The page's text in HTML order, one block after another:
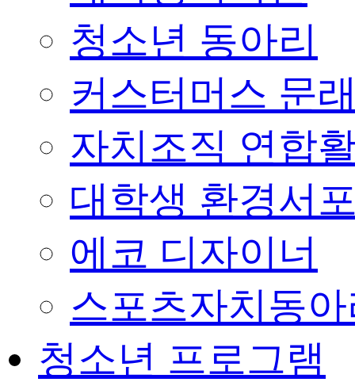
청소년 동아리
커스터머스 문
자치조직 연합
대학생 환경서
에코 디자이너
스포츠자치동
청소년 프로그램